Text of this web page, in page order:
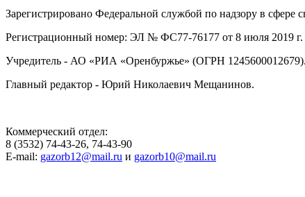
Зарегистрировано Федеральной службой по надзору в
Регистрационный номер: ЭЛ № ФС77-76177 от 8 июля 2019 г.
Учредитель - АО «РИА «Оренбуржье» (ОГРН 1245600012679).
Главный редактор - Юрий Николаевич Мещанинов.
Коммерческий отдел:
8 (3532) 74-43-26, 74-43-90
E-mail: gazorb12@mail.ru и gazorb10@mail.ru